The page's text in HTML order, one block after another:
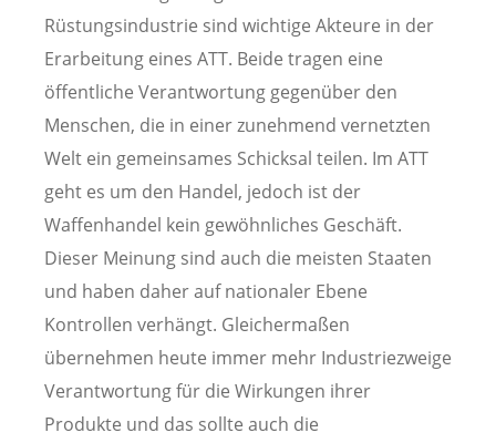
Rüstungsindustrie sind wichtige Akteure in der
Erarbeitung eines ATT. Beide tragen eine
öffentliche Verantwortung gegenüber den
Menschen, die in einer zunehmend vernetzten
Welt ein gemeinsames Schicksal teilen. Im ATT
geht es um den Handel, jedoch ist der
Waffenhandel kein gewöhnliches Geschäft.
Dieser Meinung sind auch die meisten Staaten
und haben daher auf nationaler Ebene
Kontrollen verhängt. Gleichermaßen
übernehmen heute immer mehr Industriezweige
Verantwortung für die Wirkungen ihrer
Produkte und das sollte auch die